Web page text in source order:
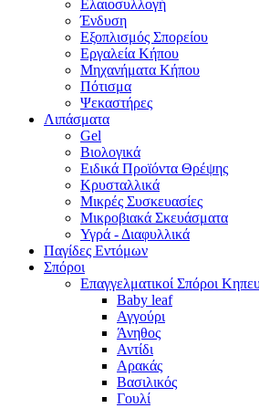
Ελαιοσυλλογή
Ένδυση
Εξοπλισμός Σπορείου
Εργαλεία Κήπου
Μηχανήματα Κήπου
Πότισμα
Ψεκαστήρες
Λιπάσματα
Gel
Βιολογικά
Ειδικά Προϊόντα Θρέψης
Κρυσταλλικά
Μικρές Συσκευασίες
Μικροβιακά Σκευάσματα
Υγρά - Διαφυλλικά
Παγίδες Εντόμων
Σπόροι
Επαγγελματικοί Σπόροι
Baby leaf
Αγγούρι
Άνηθος
Αντίδι
Αρακάς
Βασιλικός
Γουλί